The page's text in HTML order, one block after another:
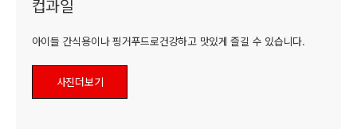
컵과일
아이들 간식용이나 핑거푸드로건강하고 맛있게 즐길 수 있습니다.
사진더보기